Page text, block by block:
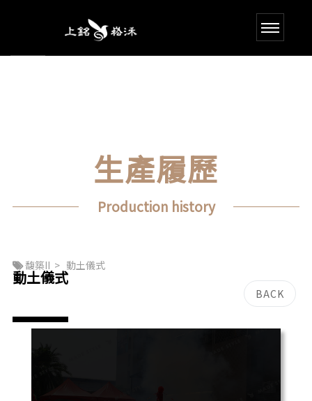
生產履歷
Production history
馥築II > 動土儀式
動土儀式
BACK